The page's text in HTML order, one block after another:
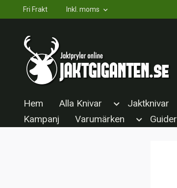
Fri Frakt Inkl. moms
Hem Alla Knivar Jaktknivar
Kampanj
Varumärken Guider